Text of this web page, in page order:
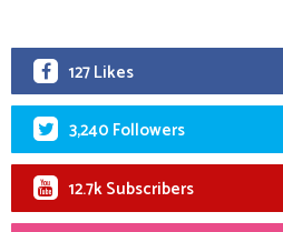
127 Likes
3,240 Followers
12.7k Subscribers